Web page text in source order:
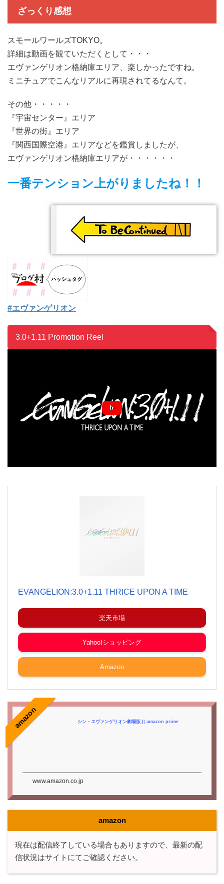
ざっくり感想
スモールワールズTOKYO。
詳細は動画を観ていただくとして・・・
エヴァンゲリオン格納庫エリア、楽しかったですね。
ミニチュアでこんなリアルに再現されてるなんて。
その他・・・・・
『宇宙センター』エリア
『世界の街』エリア
『関西国際空港』エリアなどを鑑賞しましたが、
エヴァンゲリオン格納庫エリアが・・・・・・
一番テンション上がりましたね！！
#エヴァンゲリオン
3.0+1.11 Promotion Reel
EVANGELION:3.0+1.11 THRICE UPON A TIME
楽天市場
Yahoo!ショッピング
Amazon
amazon シン・エヴァンゲリオン劇場版:|| amazon prime
www.amazon.co.jp
amazon
現在は配信終了している場合もありますので、最新の配
信状況はサイトにてご確認ください。